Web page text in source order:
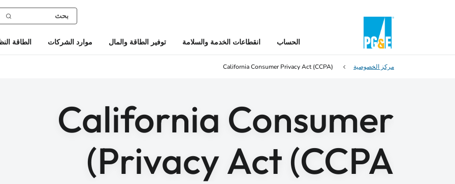
الحساب انقطاعات الخدمة والسلامة توفير الطاقة والمال موارد الشركات الطاقة
مركز الخصوصية California Consumer Privacy Act (CCPA)
California Consumer
Privacy Act (CCPA)